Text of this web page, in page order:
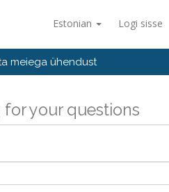
Estonian Logi sisse
meiega ühendust
your questions